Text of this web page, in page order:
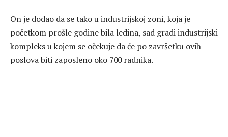
On je dodao da se tako u industrijskoj zoni, koja je
početkom prošle godine bila ledina, sad gradi industrijski
kompleks u kojem se očekuje da će po završetku ovih
poslova biti zaposleno oko 700 radnika.